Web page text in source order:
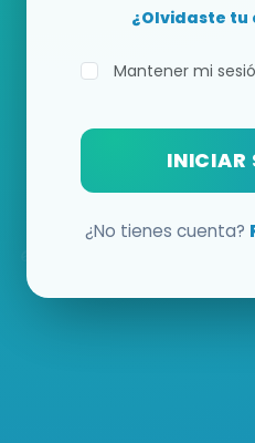
¿Olvidaste tu
Mantener mi
INICIAR
¿No tienes cuenta?